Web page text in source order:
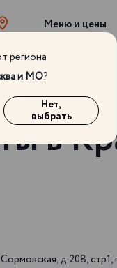
региона
и МО?
Нет,
выбрать
Меню и цены
в
д.208, стр1,